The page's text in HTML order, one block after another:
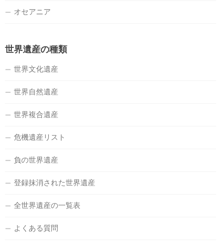
オセアニア
世界遺産の種類
世界文化遺産
世界自然遺産
世界複合遺産
危機遺産リスト
負の世界遺産
登録抹消された世界遺産
全世界遺産の一覧表
よくある質問